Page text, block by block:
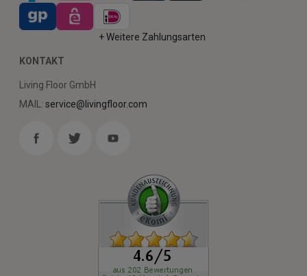
+ Weitere Zahlungsarten
KONTAKT
Living Floor GmbH
MAIL: service@livingfloor.com